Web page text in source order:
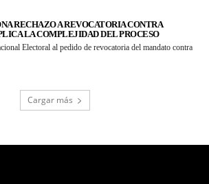
RECHAZO A REVOCATORIA CONTRA
LA COMPLEJIDAD DEL PROCESO
Electoral al pedido de revocatoria del mandato contra
Cargar más